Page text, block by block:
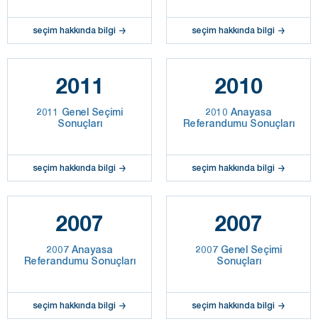
seçim hakkında bilgi seçim hakkında bilgi
2011
2011 Genel Seçimi
Sonuçları
seçim hakkında bilgi
2010
2010 Anayasa
Referandumu Sonuçları
seçim hakkında bilgi
2007
2007 Anayasa
Referandumu Sonuçları
seçim hakkında bilgi
2007
2007 Genel Seçimi
Sonuçları
seçim hakkında bilgi